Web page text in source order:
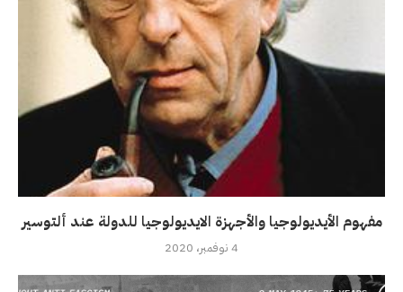
مفهوم الأيديولوجيا والأجهزة الايديولوجيا للدولة عند ألتوسير
4 نوفمبر، 2020